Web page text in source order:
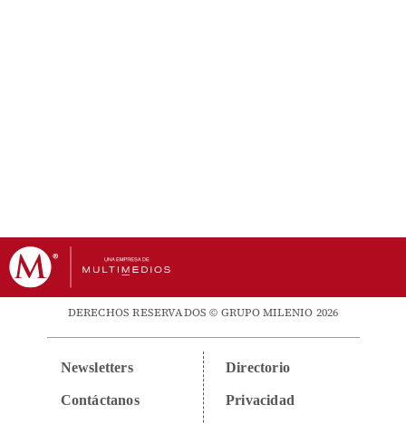
DERECHOS RESERVADOS © GRUPO MILENIO 2026
Newsletters
Contáctanos
Directorio
Privacidad